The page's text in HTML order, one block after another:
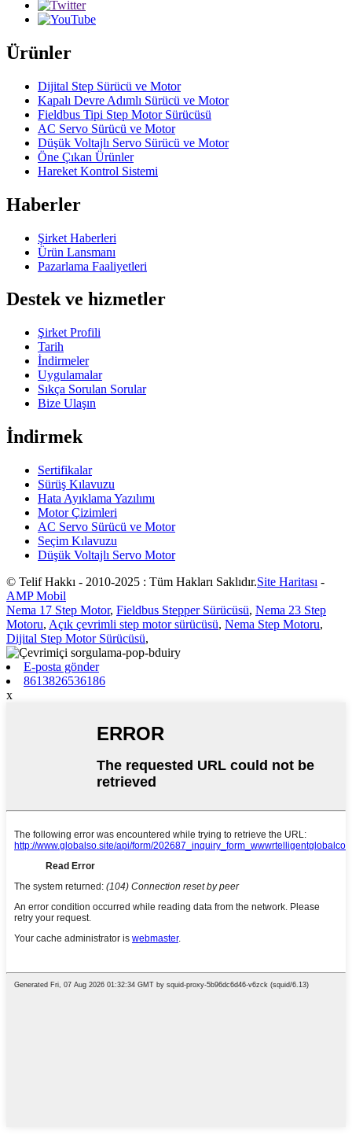
Ürünler
Dijital Step Sürücü ve Motor
Kapalı Devre Adımlı Sürücü ve Motor
Fieldbus Tipi Step Motor Sürücüsü
AC Servo Sürücü ve Motor
Düşük Voltajlı Servo Sürücü ve Motor
Öne Çıkan Ürünler
Hareket Kontrol Sistemi
Haberler
Şirket Haberleri
Ürün Lansmanı
Pazarlama Faaliyetleri
Destek ve hizmetler
Şirket Profili
Tarih
İndirmeler
Uygulamalar
Sıkça Sorulan Sorular
Bize Ulaşın
İndirmek
Sertifikalar
Sürüş Kılavuzu
Hata Ayıklama Yazılımı
Motor Çizimleri
AC Servo Sürücü ve Motor
Seçim Kılavuzu
Düşük Voltajlı Servo Motor
© Telif Hakkı - 2010-2025 : Tüm Hakları Saklıdır.Site Haritası -
AMP Mobil
Nema 17 Step Motor, Fieldbus Stepper Sürücüsü, Nema 23 Step
Motoru, Açık çevrimli step motor sürücüsü, Nema Step Motoru,
Dijital Step Motor Sürücüsü,
E-posta gönder
8613826536186
x